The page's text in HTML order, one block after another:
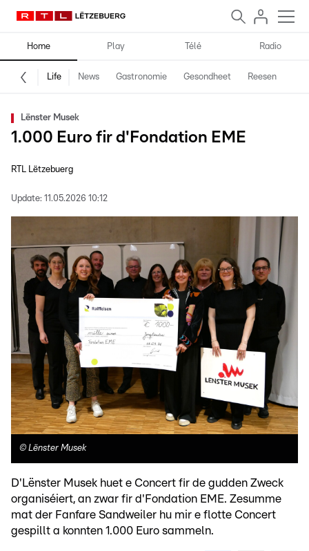
Home Play Télé Radio
Life News Gastronomie Gesondheet Reesen
Lënster Musek
1.000 Euro fir d'Fondation EME
RTL Lëtzebuerg
Update: 11.05.2026 10:12
© Lënster Musek
D'Lënster Musek huet e Concert fir de gudden Zweck
organiséiert, an zwar fir d'Fondation EME. Zesumme
mat der Fanfare Sandweiler hu mir e flotte Concert
gespillt a konnten 1.000 Euro sammeln.